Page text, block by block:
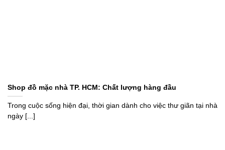
Shop đồ mặc nhà TP. HCM: Chất lượng hàng đầu
Trong cuộc sống hiện đại, thời gian dành cho việc thư giãn tại nhà
ngày [...]